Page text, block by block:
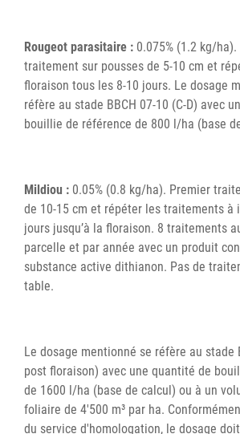
Rougeot parasitaire : 0.075% (1.2 kg/
traitement sur pousses de 5-10 cm et
floraison tous les 8-10 jours. Le dosage
réfère au stade BBCH 07-10 (C-D) avec
bouillie de référence de 800 l/ha (base
Mildiou : 0.05% (0.8 kg/ha). Premier
de 10-15 cm et répéter les traitements à
jours jusqu’à la floraison. 8 traitements
parcelle et par année avec un produit
substance active dithianon. Pas de
table.
Le dosage mentionné se réfère au stade
post floraison) avec une quantité de
de 1600 l/ha (base de calcul) ou à un
foliaire de 4'500 m³ par ha.
du service d'homologation, le dosage